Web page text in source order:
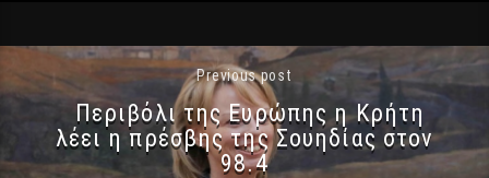
Previous post
Περιβόλι της Ευρώπης η Κρήτη
λέει η πρέσβης της Σουηδίας στον
98.4